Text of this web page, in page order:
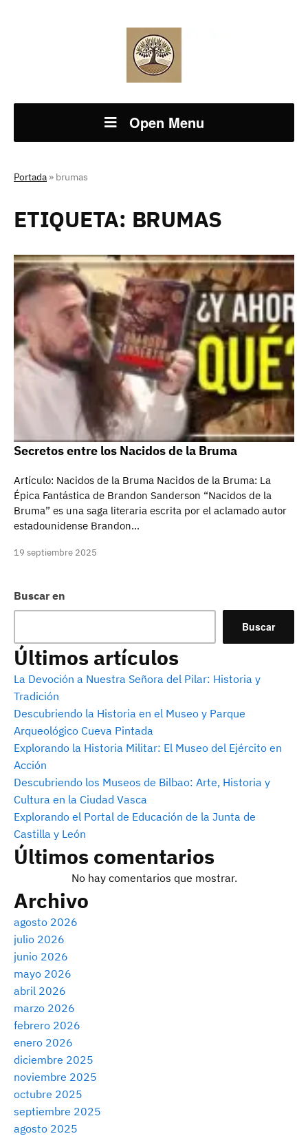
Open Menu
Portada » brumas
Buscar en
Buscar
Últimos artículos
La Devoción a Nuestra Señora del Pilar: Historia y
Tradición
Descubriendo la Historia en el Museo y Parque
Arqueológico Cueva Pintada
Explorando la Historia Militar: El Museo del Ejército en
Acción
Descubriendo los Museos de Bilbao: Arte, Historia y
Cultura en la Ciudad Vasca
Explorando el Portal de Educación de la Junta de
Castilla y León
Últimos comentarios
No hay comentarios que mostrar.
Archivo
agosto 2026
julio 2026
junio 2026
mayo 2026
abril 2026
marzo 2026
febrero 2026
enero 2026
diciembre 2025
noviembre 2025
octubre 2025
septiembre 2025
agosto 2025
ETIQUETA: BRUMAS
Secretos entre los Nacidos de la Bruma
Artículo: Nacidos de la Bruma Nacidos de la Bruma: La
Épica Fantástica de Brandon Sanderson “Nacidos de la
Bruma” es una saga literaria escrita por el aclamado autor
estadounidense Brandon…
19 septiembre 2025